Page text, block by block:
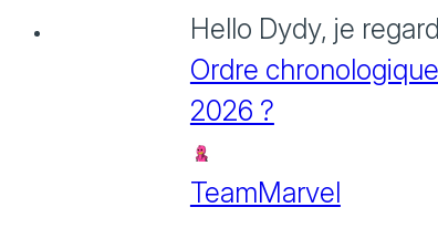
Hello Dydy, je
Ordre
2026 ?
TeamMarvel